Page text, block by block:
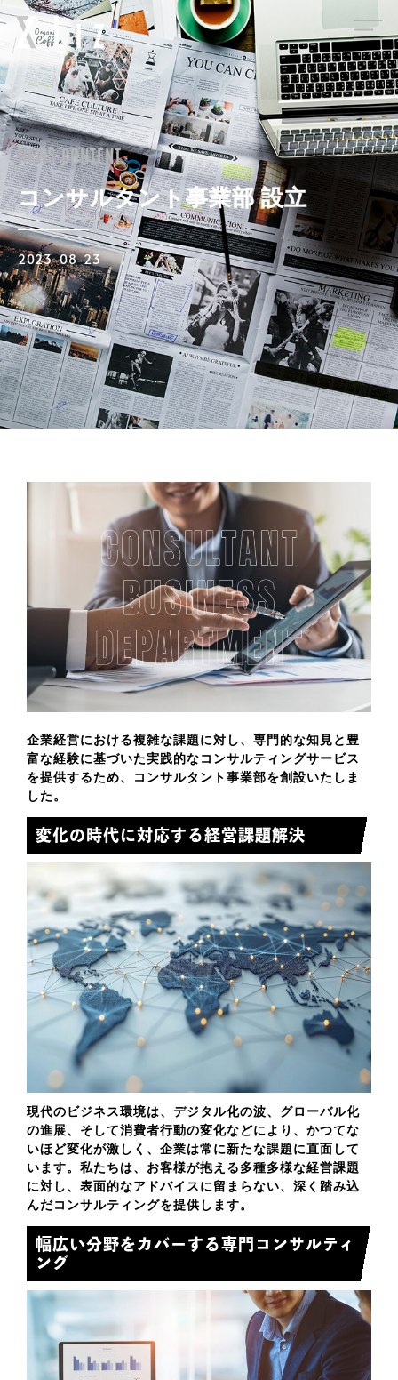
NEWS CONTENT
コンサルタント事業部 設立
2023-08-23
企業経営における複雑な課題に対し、専門的な知見と豊
富な経験に基づいた実践的なコンサルティングサービス
を提供するため、
コンサルタント事業部を創設いたしま
した。
変化の時代に対応する経営課題解決
現代のビジネス環境は、デジタル化の波、グローバル化
の進展、そして消費者行動の変化などにより、かつてな
いほど変化が激しく、企業は常に新たな課題に直面して
います。私たちは、お客様が抱える多種多様な経営課題
に対し、表面的なアドバイスに留まらない、深く踏み込
んだコンサルティングを提供します。
幅広い分野をカバーする専門コンサルティ
ング